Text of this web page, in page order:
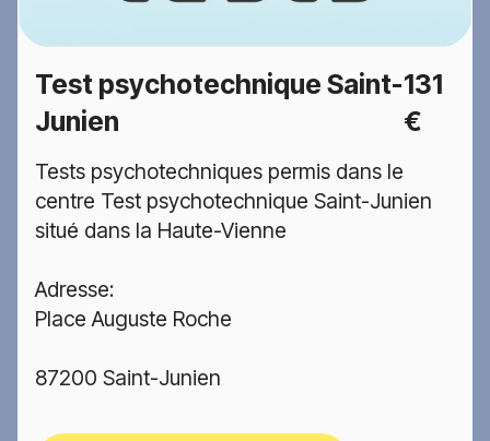
Test psychotechnique Saint-
Junien
131
€
Tests psychotechniques permis dans le
centre Test psychotechnique Saint-Junien
situé dans la Haute-Vienne
Adresse:
Place Auguste Roche
87200 Saint-Junien